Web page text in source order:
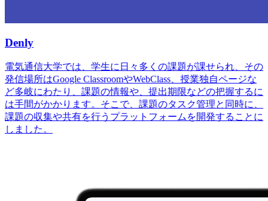
Denly
電気通信大学では、学生に日々多くの課題が課せられ、その
発信場所はGoogle ClassroomやWebClass、授業独自ページな
ど多岐にわたり、課題の情報や、提出期限などの把握するに
は手間がかかります。そこで、課題のタスク管理と同時に、
課題の収集や共有を行うプラットフォームを開発することに
しました。